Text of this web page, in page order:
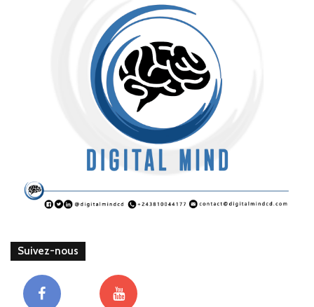
Suivez-nous